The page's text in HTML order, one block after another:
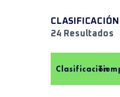
24 Resultados
Clasificación